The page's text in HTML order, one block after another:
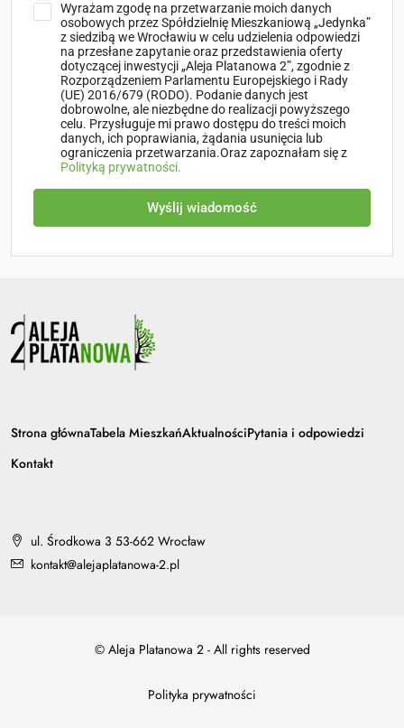
Wyrażam zgodę na przetwarzanie moich danych
osobowych przez Spółdzielnię Mieszkaniową „Jedynka”
z siedzibą we Wrocławiu w celu udzielenia odpowiedzi
na przesłane zapytanie oraz przedstawienia oferty
dotyczącej inwestycji „Aleja Platanowa 2”, zgodnie z
Rozporządzeniem Parlamentu Europejskiego i Rady
(UE) 2016/679 (RODO). Podanie danych jest
dobrowolne, ale niezbędne do realizacji powyższego
celu. Przysługuje mi prawo dostępu do treści moich
danych, ich poprawiania, żądania usunięcia lub
ograniczenia przetwarzania.Oraz zapoznałam się z
Polityką prywatności.
Wyślij wiadomość
Strona głównaTabela MieszkańAktualnościPytania i odpowiedzi
Kontakt
ul. Środkowa 3 53-662 Wrocław
kontakt@alejaplatanowa-2.pl
© Aleja Platanowa 2 - All rights reserved
Polityka prywatności